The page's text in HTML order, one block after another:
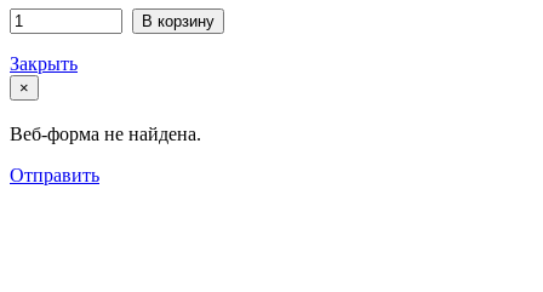
В корзину
Закрыть
×
Веб-форма не найдена.
Отправить